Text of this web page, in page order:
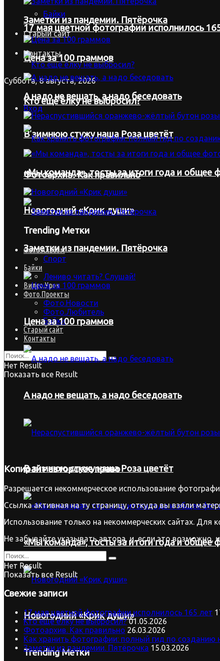
Байки
Старый сайт
Контакты
Суббота, 8 августа, 2026
Вход
Заметки из пандемии. Пятёрочка
Цена за 100 граммов
А надо не вещать, а надо беседовать
В зимнюю стужу наша Роза цветёт
«Мы команда», тосты за итоги года и общее
Новогодний «Крик души»
Trending Метки
Фото.Альбом
Спорт
Байки
Лениво читать? Слушай!
Видео.Урок
Фото.Проекты
Фото.Новости
Фото.Любитель
Байки
Старый сайт
Контакты
Нет Result
Показать все Result
17 мая цветной фотографии исполнилось
Кто ещё ёлку не выбросил?
Фотоархив. Как правильно
Заметки из пандемии. Пятёрочка
Цена за 100 граммов
А надо не вещать, а надо беседовать
В зимнюю стужу наша Роза цветёт
«Мы команда», тосты за итоги года и общее
Новогодний «Крик души»
Trending Метки
Копирайтавторское право
Разрешается некоммерческое использование
Ссылка активная на ту страницу, откуда вы взяли
Использование только на некоммерческих сайтах.
Не забывайте указывать автора, и, если это возможно,
Нет Result
Показать все Result
Свежие записи
17 мая цветной фотографии исполнилось 165 лет
Кто ещё ёлку не выбросил? 01.05.2026
Фотоархив. Как правильно 26.03.2026
Как хранить фотографии: полный гид по созданию
Заметки из пандемии. Пятёрочка 15.03.2026